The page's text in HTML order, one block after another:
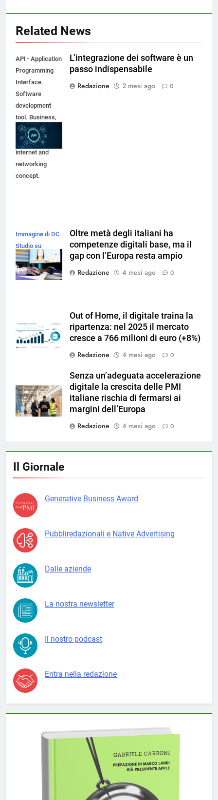
Related News
API - Application
Programming
Interface.
Software
development
tool. Business,
modern
technology,
internet and
networking
concept.
L’integrazione dei software è un
passo indispensabile
Redazione
2 mesi ago 0
Immagine di DC
Studio su
Freepik
Oltre metà degli italiani ha
competenze digitali base, ma il
gap con l’Europa resta ampio
Redazione
4 mesi ago 0
Out of Home, il digitale traina la
ripartenza: nel 2025 il mercato
cresce a 766 milioni di euro (+8%)
Redazione
4 mesi ago 0
Senza un’adeguata accelerazione
digitale la crescita delle PMI
italiane rischia di fermarsi ai
margini dell’Europa
Redazione
4 mesi ago 0
Il Giornale
Generative Business Award
Pubbliredazionali e Native Advertising
Dalle aziende
La nostra newsletter
Il nostro podcast
Entra nella redazione